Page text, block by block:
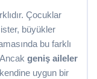
Çocuklar
büyükler
bu farklı
geniş aileler
uygun bir